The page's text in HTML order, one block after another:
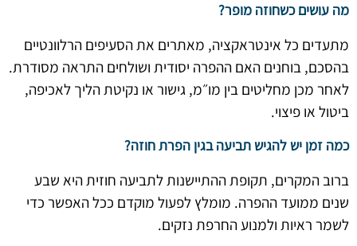
מה עושים כשחוזה מופר?
מתעדים כל אינטראקציה, מאתרים את הסעיפים הרלוונטיים
בהסכם, בוחנים האם ההפרה יסודית ושולחים התראה מסודרת.
לאחר מכן מחליטים בין מו״מ, גישור או נקיטת הליך לאכיפה,
ביטול או פיצוי.
כמה זמן יש להגיש תביעה בגין הפרת חוזה?
ברוב המקרים, תקופת ההתיישנות לתביעה חוזית היא שבע
שנים ממועד ההפרה. מומלץ לפעול מוקדם ככל האפשר כדי
לשמר ראיות ולמנוע החרפת נזקים.